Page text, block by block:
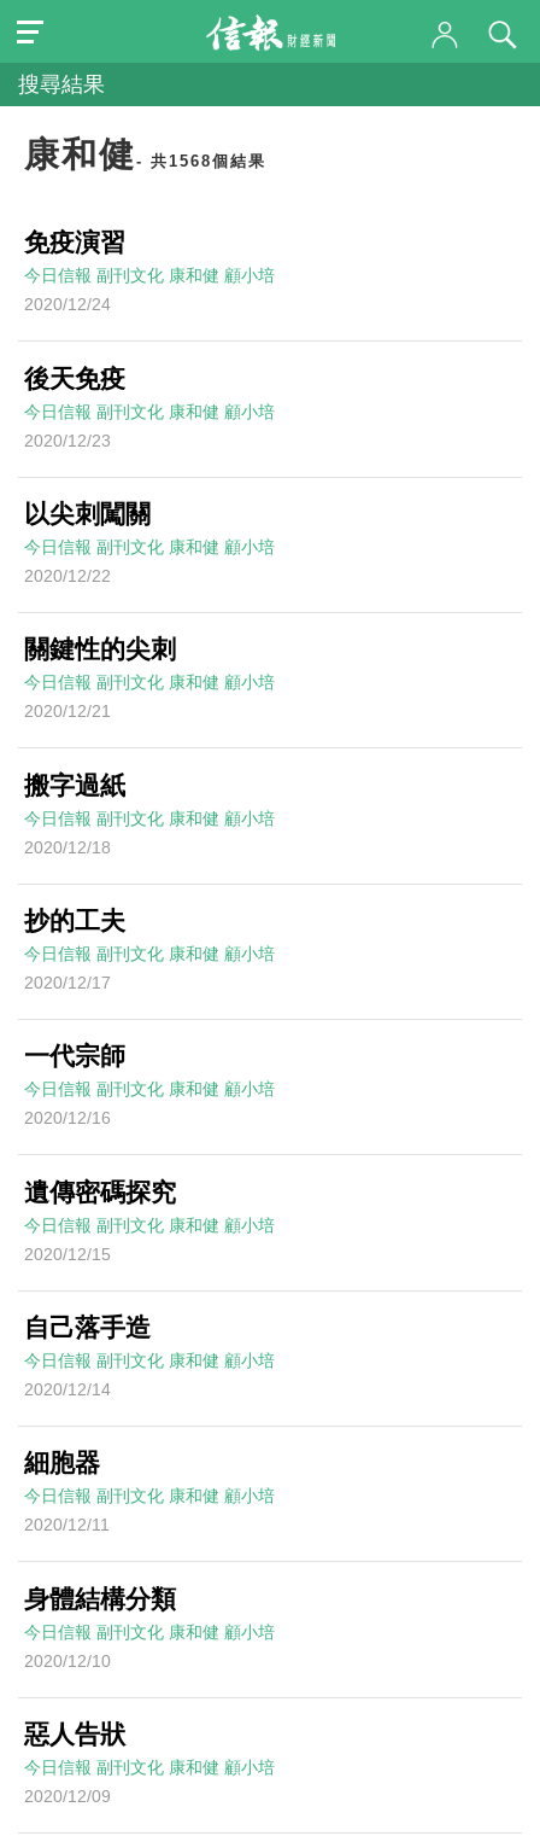
搜尋結果
康和健 - 共1568個結果
免疫演習
今日信報 副刊文化 康和健 顧小培
2020/12/24
後天免疫
今日信報 副刊文化 康和健 顧小培
2020/12/23
以尖刺闖關
今日信報 副刊文化 康和健 顧小培
2020/12/22
關鍵性的尖刺
今日信報 副刊文化 康和健 顧小培
2020/12/21
搬字過紙
今日信報 副刊文化 康和健 顧小培
2020/12/18
抄的工夫
今日信報 副刊文化 康和健 顧小培
2020/12/17
一代宗師
今日信報 副刊文化 康和健 顧小培
2020/12/16
遺傳密碼探究
今日信報 副刊文化 康和健 顧小培
2020/12/15
自己落手造
今日信報 副刊文化 康和健 顧小培
2020/12/14
細胞器
今日信報 副刊文化 康和健 顧小培
2020/12/11
身體結構分類
今日信報 副刊文化 康和健 顧小培
2020/12/10
惡人告狀
今日信報 副刊文化 康和健 顧小培
2020/12/09